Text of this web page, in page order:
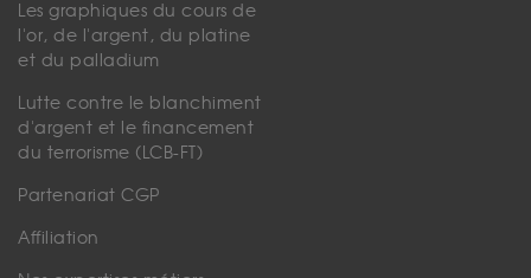
Les graphiques du cours de
l'or, de l'argent, du platine
et du palladium
Lutte contre le blanchiment
d'argent et le financement
du terrorisme (LCB-FT)
Partenariat CGP
Affiliation